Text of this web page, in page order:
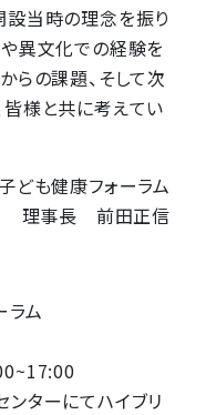
設当時の理念を振り
異文化での経験を
らの課題、そして次
様と共に考えてい
ども健康フォーラム
理事長 前田正信
ラム
ターにてハイブリ